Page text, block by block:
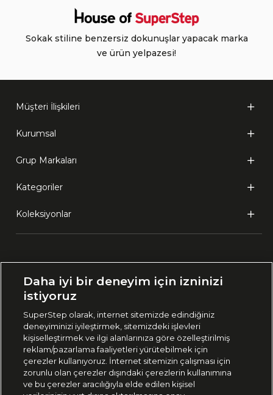
Sokak stiline benzersiz dokunuşlar yapacak marka
ve ürün yelpazesi!
Müşteri İlişkileri
Kurumsal
Grup Markaları
Kategoriler
Koleksiyonlar
🇹🇷 Türkiye
444 37 36
Uygulamadan Takip Edin
Daha iyi bir deneyim için izninizi
istiyoruz
SuperStep olarak, internet sitemizde edindiğiniz
deneyiminizi iyileştirmek, sitemizdeki işlevleri
kişiselleştirmek ve ilgi alanlarınıza göre özelleştirilmiş
reklam/pazarlama faaliyetleri yürütebilmek için
çerezler kullanıyoruz. İnternet sitemizin çalışması için
zorunlu olan çerezler dışındaki çerezlerin kullanımına
ve bu çerezler aracılığıyla elde edilen kişisel